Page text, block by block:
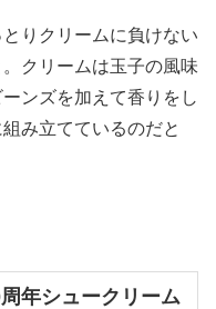
りクリームに負けない
クリームは玉子の風味
ンズを加えて香りをし
み立てているのだと
年シュークリーム